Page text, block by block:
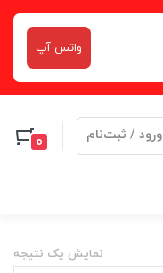
واتس آپ
ورود / ثبت‌نام 0
نمایش یک نتیجه